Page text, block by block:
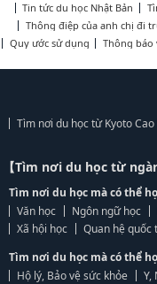
Tin tức du học Nhật Bản
Thông điệp của anh chị đi
Quy ước sử dụng
Thông báo
Tìm nơi du học từ Kyoto Cao
【Tìm nơi du học từ
Tìm nơi du học mà có thể
Văn học
Ngôn ngữ học
Xã hội học
Quan hệ quốc
Tìm nơi du học mà có thể
Hộ lý, Bảo vệ sức khỏe
Y,